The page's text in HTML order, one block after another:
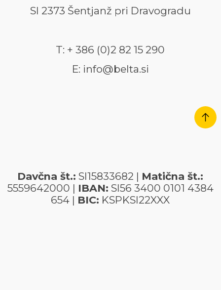
SI 2373 Šentjanž pri Dravogradu
T: + 386 (0)2 82 15 290
E: info@belta.si
Davčna št.: SI15833682 | Matična št.:
5559642000 | IBAN: SI56 3400 0101 4384
654 | BIC: KSPKSI22XXX